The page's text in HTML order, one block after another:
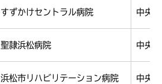
すずかけセントラル病院 中央
聖隷浜松病院 中央
浜松市リハビリテーション病院 中央